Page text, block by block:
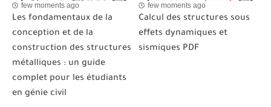
few moments ago
Les fondamentaux de la
conception et de la
construction des structures
métalliques : un guide
complet pour les étudiants
en génie civil
few moments ago
Calcul des structures sous
effets dynamiques et
sismiques PDF